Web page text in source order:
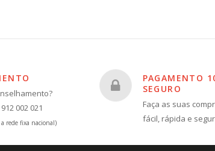
002 021
rede fixa nacional)
PAGAMENTO
SEGURO
Faça as suas
fácil, rápida e